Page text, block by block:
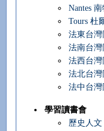
Nantes
Tours 杜
法東台灣
法南台灣
法西台灣
法北台灣
法中台灣
學習讀書會
歷史人文